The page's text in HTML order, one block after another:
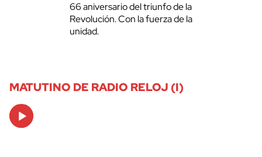
66 aniversario del triunfo de la
Revolución. Con la fuerza de la
unidad.
MATUTINO DE RADIO RELOJ (I)
Audio
Player